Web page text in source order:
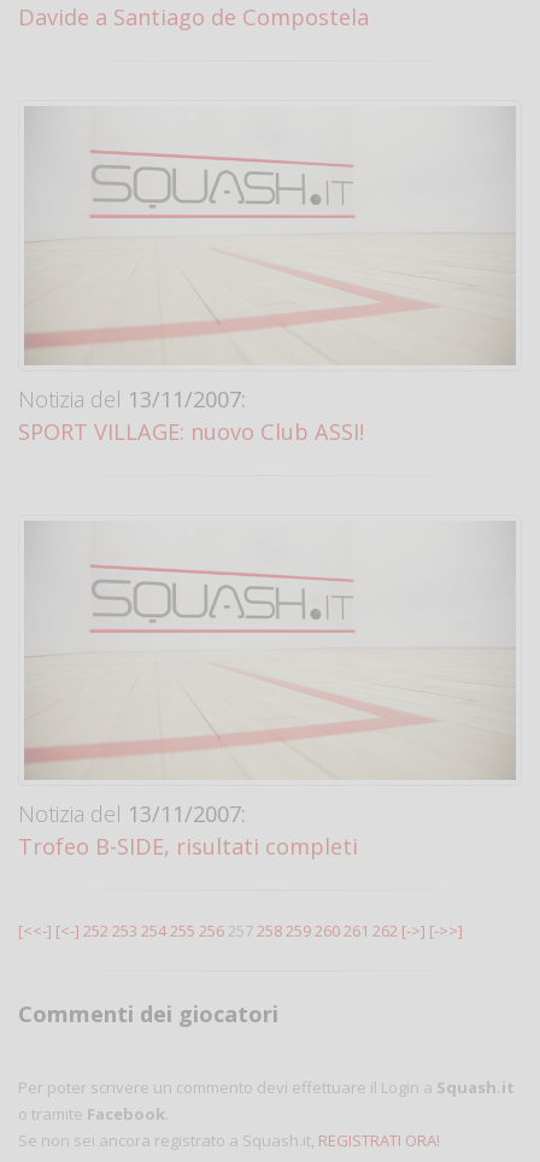
Davide a Santiago de Compostela
Notizia del 13/11/2007:
SPORT VILLAGE: nuovo Club ASSI!
Notizia del 13/11/2007:
Trofeo B-SIDE, risultati completi
[<<-] [<-] 252 253 254255 256 257258259260261 262 [->] [->>]
Commenti dei giocatori
Per poter scrivere un commento devi effettuare il Login a Squash.it
o tramite Facebook.
Se non sei ancora registrato a Squash.it, REGISTRATI ORA!